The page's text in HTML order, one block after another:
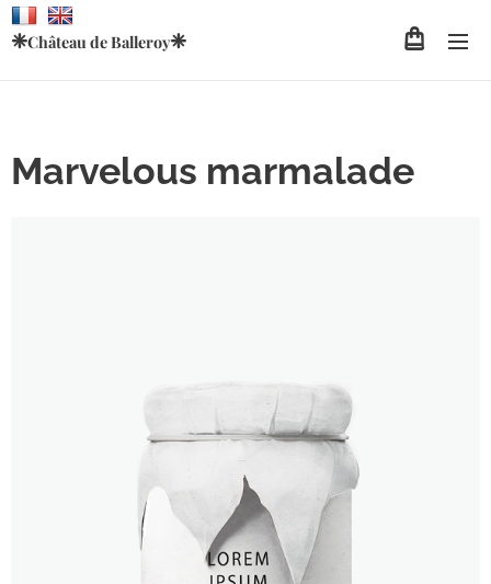
❈Château de Balleroy❈
Marvelous marmalade